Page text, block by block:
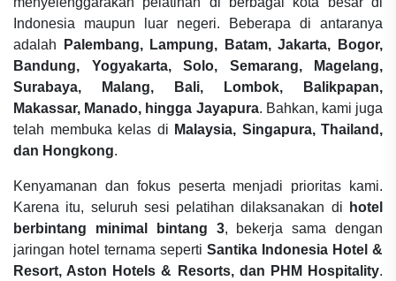
Indonesia maupun luar negeri. Beberapa di antaranya
adalah
Palembang, Lampung, Batam, Jakarta, Bogor,
Bandung, Yogyakarta, Solo, Semarang, Magelang,
Surabaya, Malang, Bali, Lombok, Balikpapan,
Makassar, Manado, hingga Jayapura. Bahkan, kami juga
telah membuka kelas di Malaysia, Singapura, Thailand,
dan Hongkong.
Kenyamanan dan fokus peserta menjadi prioritas kami.
Karena itu, seluruh sesi pelatihan dilaksanakan di
hotel
berbintang minimal bintang 3, bekerja sama dengan
jaringan hotel ternama seperti Santika Indonesia Hotel &
Resort, Aston Hotels & Resorts, dan PHM Hospitality.